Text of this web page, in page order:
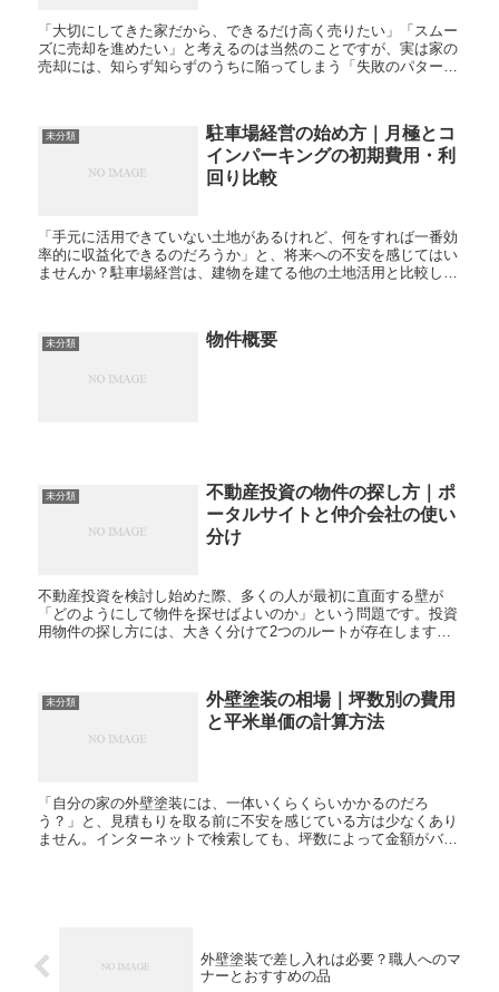
「大切にしてきた家だから、できるだけ高く売りたい」「スムー
ズに売却を進めたい」と考えるのは当然のことですが、実は家の
売却には、知らず知らずのうちに陥ってしまう「失敗のパター
未分類
駐車場経営の始め方｜月極とコ
インパーキングの初期費用・利
回り比較
「手元に活用できていない土地があるけれど、何をすれば一番効
率的に収益化できるのだろうか」と、将来への不安を感じてはい
ませんか？駐車場経営は、建物を建てる他の土地活用と比較して
未分類 物件概要
未分類
不動産投資の物件の探し方｜ポ
ータルサイトと仲介会社の使い
分け
不動産投資を検討し始めた際、多くの人が最初に直面する壁が
「どのようにして物件を探せばよいのか」という問題です。投資
用物件の探し方には、大きく分けて2つのルートが存在します。
未分類
外壁塗装の相場｜坪数別の費用
と平米単価の計算方法
「自分の家の外壁塗装には、一体いくらくらいかかるのだろ
う？」と、見積もりを取る前に不安を感じている方は少なくあり
ません。インターネットで検索しても、坪数によって金額がバラ
外壁塗装で差し入れは必要？職人へのマ
ナーとおすすめの品